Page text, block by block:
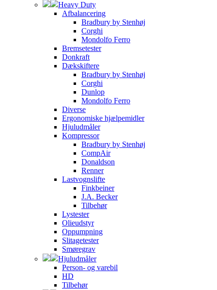
Heavy Duty
Afbalancering
Bradbury by Stenhøj
Corghi
Mondolfo Ferro
Bremsetester
Donkraft
Dækskiftere
Bradbury by Stenhøj
Corghi
Dunlop
Mondolfo Ferro
Diverse
Ergonomiske hjælpemidler
Hjuludmåler
Kompressor
Bradbury by Stenhøj
CompAir
Donaldson
Renner
Lastvognslifte
Finkbeiner
J.A. Becker
Tilbehør
Lystester
Olieudstyr
Oppumpning
Slitagetester
Smøregrav
Hjuludmåler
Person- og varebil
HD
Tilbehør